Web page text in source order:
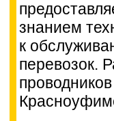
знанием
к
перевозок.